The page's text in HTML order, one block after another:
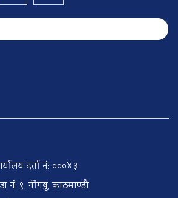
दर्ता नं: ०००४३
नं. ९, गोंगबु, काठमाण्डौ